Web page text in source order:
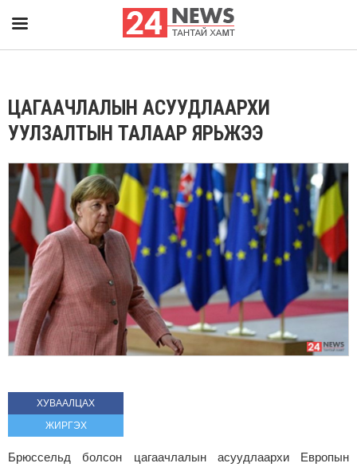
ЦАГААЧЛАЛЫН АСУУДЛААРХИ
УУЛЗАЛТЫН ТАЛААР ЯРЬЖЭЭ
ХУВААЛЦАХ
ЖИРГЭХ
Брюссельд болсон цагаачлалын асуудлаархи Европын